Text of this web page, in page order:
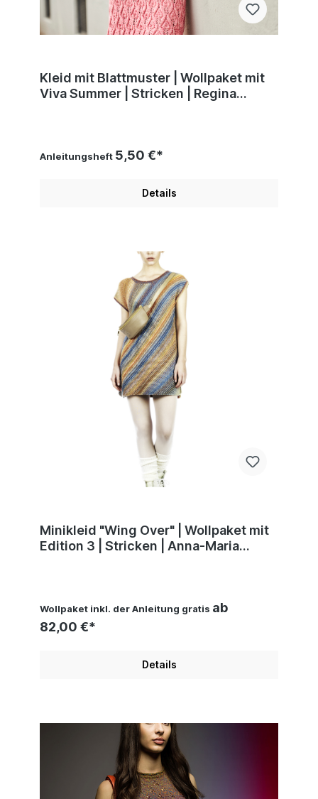
Kleid mit Blattmuster | Wollpaket mit
Viva Summer | Stricken | Regina
Anleitungsheft 5,50 €*
Details
Minikleid "Wing Over" | Wollpaket mit
Edition 3 | Stricken | Anna-Maria
Wollpaket inkl. der Anleitung gratis ab
82,00 €*
Details